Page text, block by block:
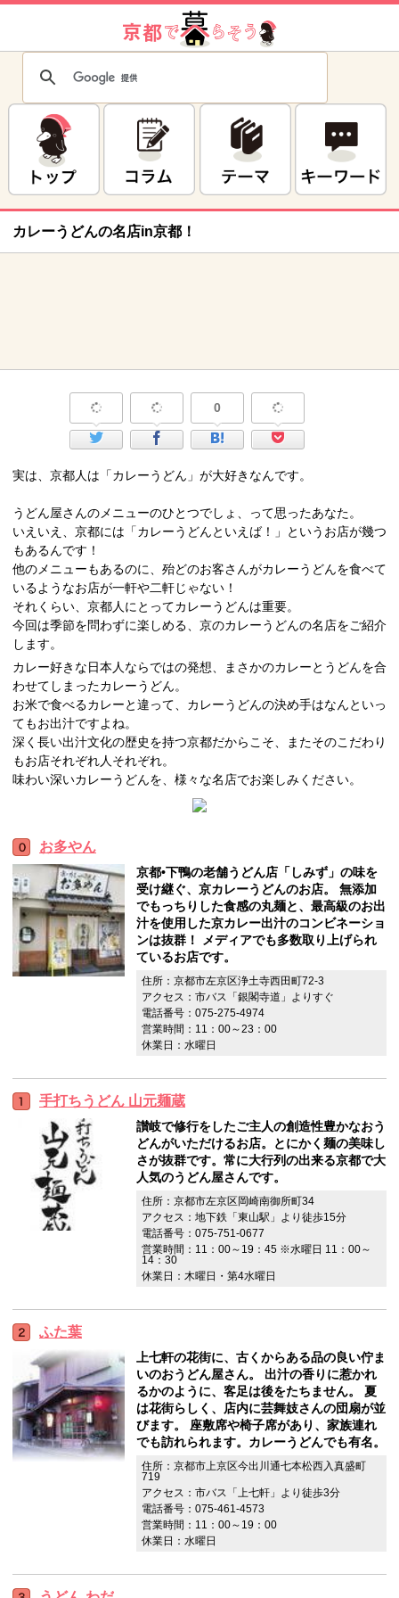
カレーうどんの名店in京都！
0
実は、京都人は「カレーうどん」が大好きなんです。
うどん屋さんのメニューのひとつでしょ、って思ったあなた。
いえいえ、京都には「カレーうどんといえば！」というお店が幾つ
もあるんです！
他のメニューもあるのに、殆どのお客さんがカレーうどんを食べて
いるようなお店が一軒や二軒じゃない！
それくらい、京都人にとってカレーうどんは重要。
今回は季節を問わずに楽しめる、京のカレーうどんの名店をご紹介
します。
カレー好きな日本人ならではの発想、まさかのカレーとうどんを合
わせてしまったカレーうどん。
お米で食べるカレーと違って、カレーうどんの決め手はなんといっ
てもお出汁ですよね。
深く長い出汁文化の歴史を持つ京都だからこそ、またそのこだわり
もお店それぞれ人それぞれ。
味わい深いカレーうどんを、様々な名店でお楽しみください。
お多やん
京都•下鴨の老舗うどん店「しみず」の味を
受け継ぐ、京カレーうどんのお店。 無添加
でもっちりした食感の丸麺と、最高級のお出
汁を使用した京カレー出汁のコンビネーショ
ンは抜群！ メディアでも多数取り上げられ
ているお店です。
住所：京都市左京区浄土寺西田町72-3
アクセス：市バス「銀閣寺道」よりすぐ
電話番号：075-275-4974
営業時間：11：00～23：00
休業日：水曜日
手打ちうどん 山元麺蔵
讃岐で修行をしたご主人の創造性豊かなおう
どんがいただけるお店。とにかく麺の美味し
さが抜群です。常に大行列の出来る京都で大
人気のうどん屋さんです。
住所：京都市左京区岡崎南御所町34
アクセス：地下鉄「東山駅」より徒歩15分
電話番号：075-751-0677
営業時間：11：00～19：45 ※水曜日 11：00～
14：30
休業日：木曜日・第4水曜日
ふた葉
上七軒の花街に、古くからある品の良い佇ま
いのおうどん屋さん。 出汁の香りに惹かれ
るかのように、客足は後をたちません。 夏
は花街らしく、店内に芸舞妓さんの団扇が並
びます。 座敷席や椅子席があり、家族連れ
でも訪れられます。カレーうどんでも有名。
住所：京都市上京区今出川通七本松西入真盛町
719
アクセス：市バス「上七軒」より徒歩3分
電話番号：075-461-4573
営業時間：11：00～19：00
休業日：水曜日